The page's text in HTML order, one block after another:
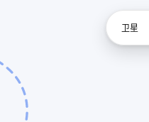
卫星